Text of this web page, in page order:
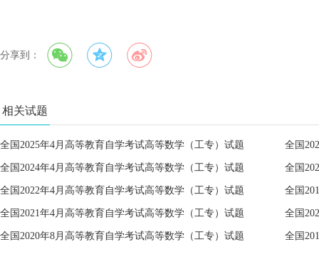
分享到：
相关试题
全国2025年4月高等教育自学考试高等数学（工专）试题 全国
全国2024年4月高等教育自学考试高等数学（工专）试题 全国
全国2022年4月高等教育自学考试高等数学（工专）试题 全国
全国2021年4月高等教育自学考试高等数学（工专）试题 全国
全国2020年8月高等教育自学考试高等数学（工专）试题 全国